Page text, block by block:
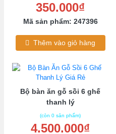
350.000₫
Mã sản phẩm: 247396
Thêm vào giỏ hàng
Bộ bàn ăn gỗ sồi 6 ghế
thanh lý
(còn 0 sản phẩm)
4.500.000₫